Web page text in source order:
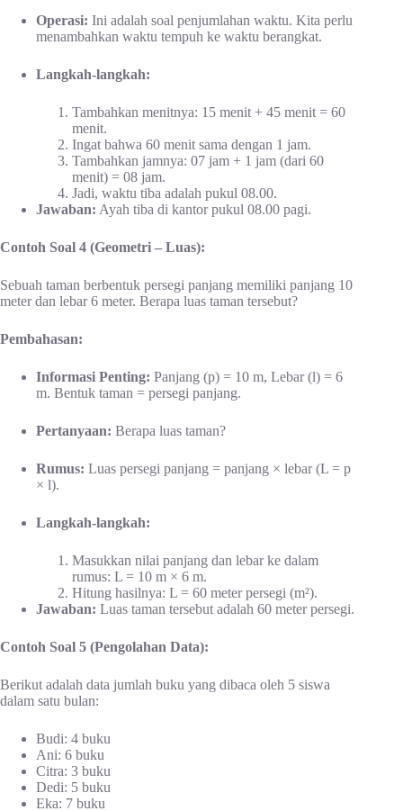
Operasi: Ini adalah soal penjumlahan waktu. Kita perlu
menambahkan waktu tempuh ke waktu berangkat.
Langkah-langkah:
Tambahkan menitnya: 15 menit + 45 menit = 60
menit.
Ingat bahwa 60 menit sama dengan 1 jam.
Tambahkan jamnya: 07 jam + 1 jam (dari 60
menit) = 08 jam.
Jadi, waktu tiba adalah pukul 08.00.
Jawaban: Ayah tiba di kantor pukul 08.00 pagi.
Contoh Soal 4 (Geometri – Luas):
Sebuah taman berbentuk persegi panjang memiliki panjang 10
meter dan lebar 6 meter. Berapa luas taman tersebut?
Pembahasan:
Informasi Penting: Panjang (p) = 10 m, Lebar (l) = 6
m. Bentuk taman = persegi panjang.
Pertanyaan: Berapa luas taman?
Rumus: Luas persegi panjang = panjang × lebar (L = p
× l).
Langkah-langkah:
Masukkan nilai panjang dan lebar ke dalam
rumus: L = 10 m × 6 m.
Hitung hasilnya: L = 60 meter persegi (m²).
Jawaban: Luas taman tersebut adalah 60 meter persegi.
Contoh Soal 5 (Pengolahan Data):
Berikut adalah data jumlah buku yang dibaca oleh 5 siswa
dalam satu bulan:
Budi: 4 buku
Ani: 6 buku
Citra: 3 buku
Dedi: 5 buku
Eka: 7 buku